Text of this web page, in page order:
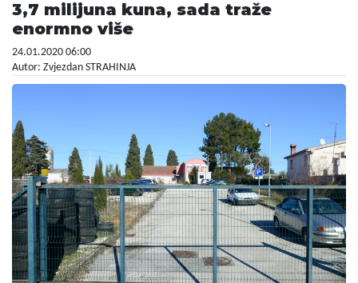
3,7 milijuna kuna, sada traže
enormno više
24.01.2020 06:00
Autor: Zvjezdan STRAHINJA